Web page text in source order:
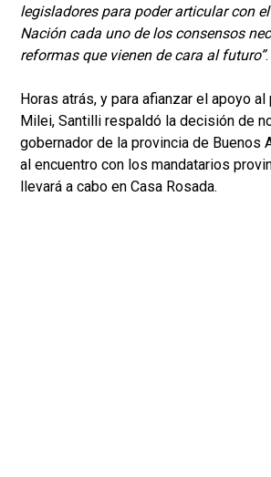
legisladores para poder articular con
Nación cada uno de los consensos
reformas que vienen de cara al futuro”.
Horas atrás, y para afianzar el apoyo
Milei, Santilli respaldó la decisión de
gobernador de la provincia de Buenos
al encuentro con los mandatarios
llevará a cabo en Casa Rosada.